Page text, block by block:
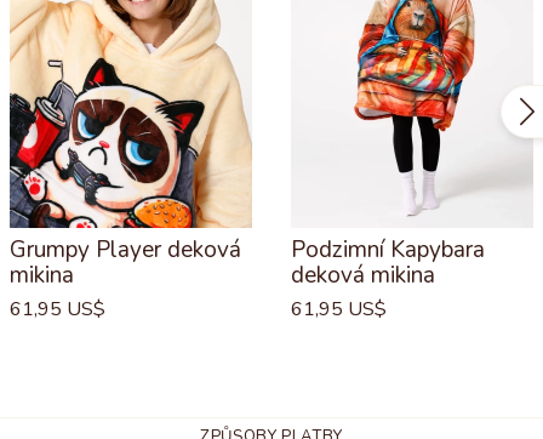
Grumpy Player deková
mikina
61,95 US$
Podzimní Kapybara
deková mikina
61,95 US$